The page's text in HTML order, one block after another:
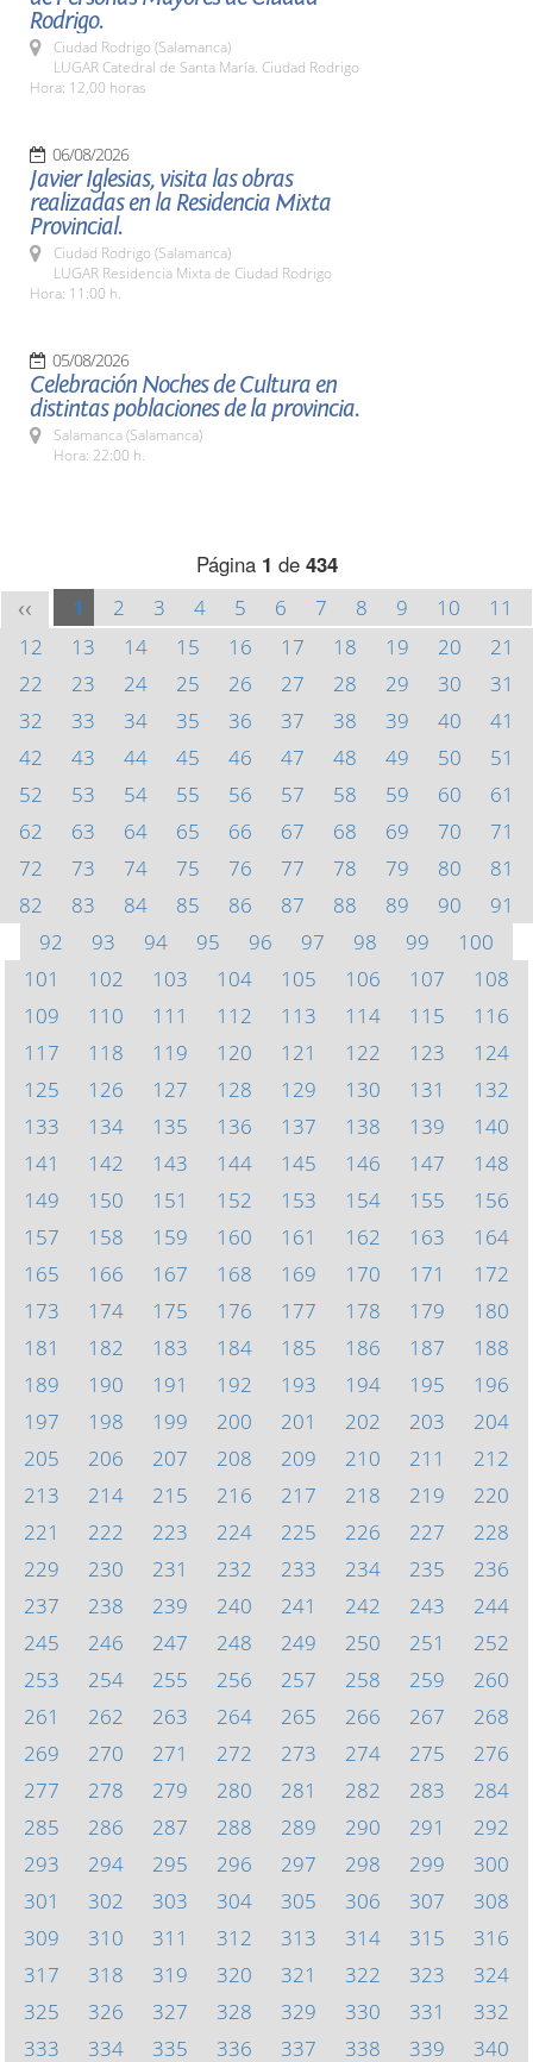
Rodrigo.
Ciudad Rodrigo (Salamanca)
LUGAR Catedral de Santa María. Ciudad Rodrigo
Hora: 12,00 horas
06/08/2026
Javier Iglesias, visita las obras
realizadas en la Residencia Mixta
Provincial.
Ciudad Rodrigo (Salamanca)
LUGAR Residencia Mixta de Ciudad Rodrigo
Hora: 11:00 h.
05/08/2026
Celebración Noches de Cultura en
distintas poblaciones de la provincia.
Salamanca (Salamanca)
Hora: 22:00 h.
Página 1 de 434
<< 1 2 3 4 5 6 7 8 9 10
11
12
13 14 15 16 17 18 19 20
21
22
23 24 25 26 27 28 29 30
31
32
33 34 35 36 37 38 39 40
41
42
43 44 45 46 47 48 49 50
51
52
53 54 55 56 57 58 59 60
61
62
63 64 65 66 67 68 69 70
71
72
73 74 75 76 77 78 79 80
81
82
83 84 85 86 87 88 89 90
91
92
93 94 95 96 97 98 99
100
101
102 103 104 105 106 107
108
109
110 111 112 113 114 115
116
117
118 119 120 121 122 123
124
125
126 127 128 129 130 131
132
133
134 135 136 137 138 139
140
141
142 143 144 145 146 147
148
149
150 151 152 153 154 155
156
157
158 159 160 161 162 163
164
165
166 167 168 169 170 171
172
173
174 175 176 177 178 179
180
181
182 183 184 185 186 187
188
189
190 191 192 193 194 195
196
197
198 199 200 201 202 203
204
205
206 207 208 209 210 211
212
213
214 215 216 217 218 219
220
221
222 223 224 225 226 227
228
229
230 231 232 233 234 235
236
237
238 239 240 241 242 243
244
245
246 247 248 249 250 251
252
253
254 255 256 257 258 259
260
261
262 263 264 265 266 267
268
269
270 271 272 273 274 275
276
277
278 279 280 281 282 283
284
285
286 287 288 289 290 291
292
293
294 295 296 297 298 299
300
301
302 303 304 305 306 307
308
309
310 311 312 313 314 315
316
317
318 319 320 321 322 323
324
325
326 327 328 329 330 331
332
333
334 335 336 337 338 339 340